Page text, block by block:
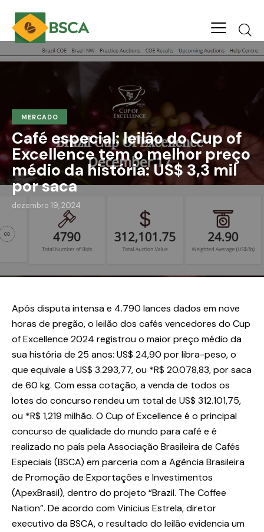
MERCADO
Café especial: leilão do Cup of
Excellence tem o melhor preço
médio da história: US$ 3,3 mil
por saca
dezembro 19, 2024
Após disputa intensa e 4.790 lances dados em nove
horas de pregão, o leilão dos cafés vencedores do Cup
of Excellence 2024 registrou o maior preço médio da
sua história de 25 anos: US$ 24,90 por libra-peso, o
que equivale a US$ 3.293,77, ou *R$ 20.078,83, por saca
de 60 kg. Com essa cotação, a venda de todos os
lotes do concurso rendeu um total de US$ 312.101,75,
ou *R$ 1,219 milhão. O Cup of Excellence é o principal
concurso de qualidade do mundo para café e é
realizado no país pela Associação Brasileira de Cafés
Especiais (BSCA) em parceria com a Agência Brasileira
de Promoção de Exportações e Investimentos
(ApexBrasil), dentro do projeto “Brazil. The Coffee
Nation”. De acordo com Vinicius Estrela, diretor
executivo da BSCA, o resultado do leilão evidencia um